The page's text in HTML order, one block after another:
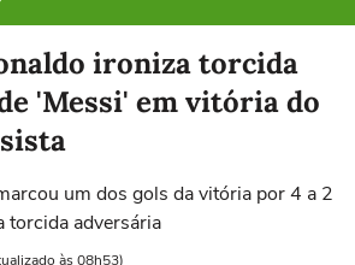
ironiza torcida
'Messi' em vitória do
um dos gols da vitória por 4 a 2
torcida adversária
às 08h53)